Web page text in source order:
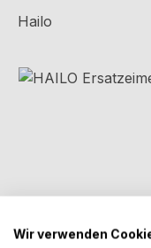
Hailo
Bildergalerie
Wir verwenden